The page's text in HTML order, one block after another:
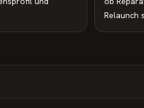
Relaunch